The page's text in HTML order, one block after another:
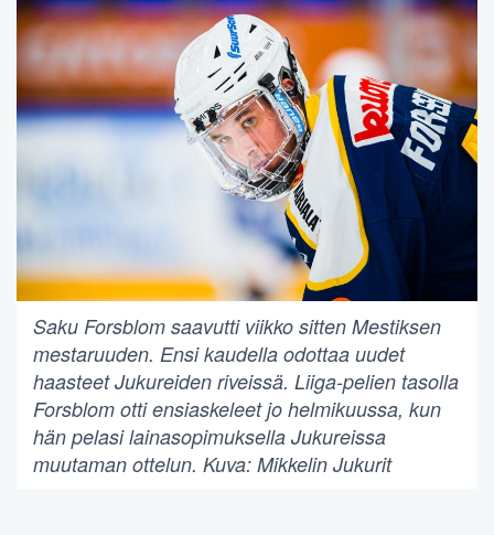
Saku Forsblom saavutti viikko sitten Mestiksen
mestaruuden. Ensi kaudella odottaa uudet
haasteet Jukureiden riveissä. Liiga-pelien tasolla
Forsblom otti ensiaskeleet jo helmikuussa, kun
hän pelasi lainasopimuksella Jukureissa
muutaman ottelun. Kuva: Mikkelin Jukurit